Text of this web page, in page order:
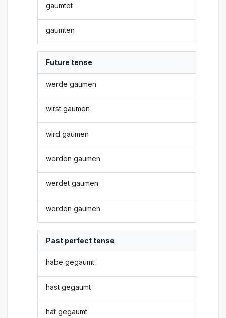
gaumtet
gaumten
Future tense
werde gaumen
wirst gaumen
wird gaumen
werden gaumen
werdet gaumen
werden gaumen
Past perfect tense
habe gegaumt
hast gegaumt
hat gegaumt